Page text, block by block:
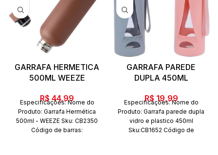
GARRAFA HERMETICA
500ML WEEZE
R$ 44,99
Especificações: Nome do
Produto: Garrafa Hermética
500ml - WEEZE Sku: CB2350
Código de barras:
GARRAFA PAREDE
DUPLA 450ML
R$ 19,99
Especificações: Nome do
Produto: Garrafa parede dupla
vidro e plastico 450ml
Sku:CB1652 Código de